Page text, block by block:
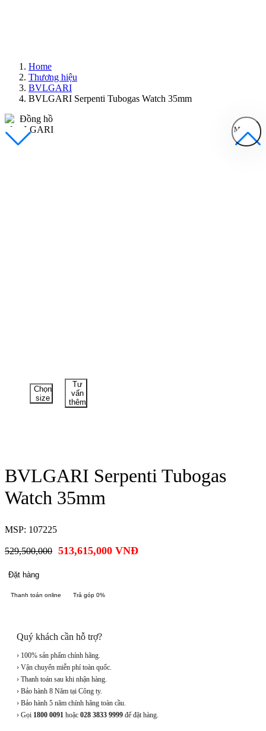
Home
Thương hiệu
BVLGARI
BVLGARI Serpenti Tubogas Watch 35mm
MENU
Đồng Hồ Nam
Chọn
size
Tư
vấn
thêm
BVLGARI Serpenti Tubogas
Watch 35mm
MSP: 107225
529,500,000 513,615,000 VNĐ
Đặt hàng
Thanh toán online Trả góp 0%
Quý khách cần hỗ trợ?
› 100% sản phẩm chính hãng.
› Vận chuyển miễn phí toàn quốc.
› Thanh toán sau khi nhận hàng.
› Bảo hành 8 Năm tại Công ty.
› Bảo hành 5 năm chính hãng toàn cầu.
› Gọi 1800 0091 hoặc 028 3833 9999 để đặt hàng.